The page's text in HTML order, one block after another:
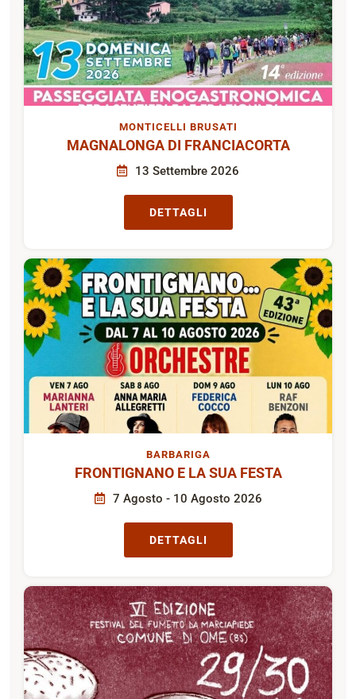
MONTICELLI BRUSATI
MAGNALONGA DI FRANCIACORTA
13 Settembre 2026
DETTAGLI
BARBARIGA
FRONTIGNANO E LA SUA FESTA
7 Agosto - 10 Agosto 2026
DETTAGLI